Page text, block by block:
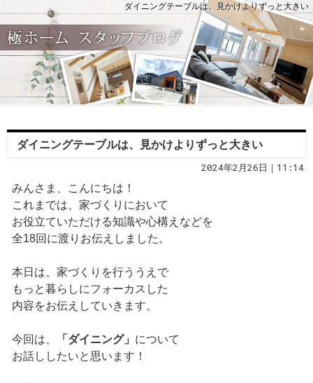
ダイニングテーブルは、見かけよりずっと大きい
ダイニングテーブルは、見かけよりずっと大きい
2024年2月26日｜11:14
みんさま、こんにちは！
これまでは、家づくりにおいて
お役立ていただける知識や心構えなどを
全18回に渡りお伝えしました。
本日は、家づくりを行ううえで
もっと暮らしにフォーカスした
内容をお伝えしていきます。
今回は、 「ダイニング」 について
お話ししたいと思います！